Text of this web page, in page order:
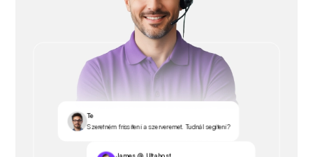
Te
Szeretném frissíteni a szerveremet. Tudnál segíteni?